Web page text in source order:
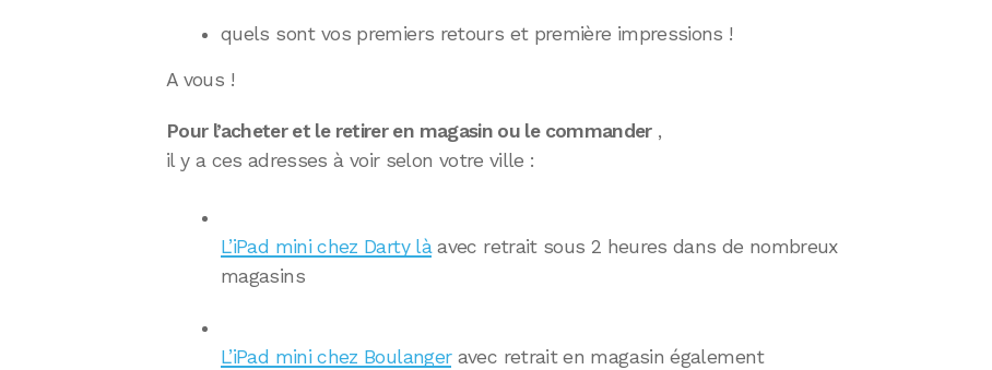
quels sont vos premiers retours et première impressions !
A vous !
Pour l’acheter et le retirer en magasin ou le commander,
il y a ces adresses à voir selon votre ville :
L’iPad mini chez Darty làavec retrait sous 2 heures dans de nombreux
magasins
L’iPad mini chez Boulangeravec retrait en magasin également